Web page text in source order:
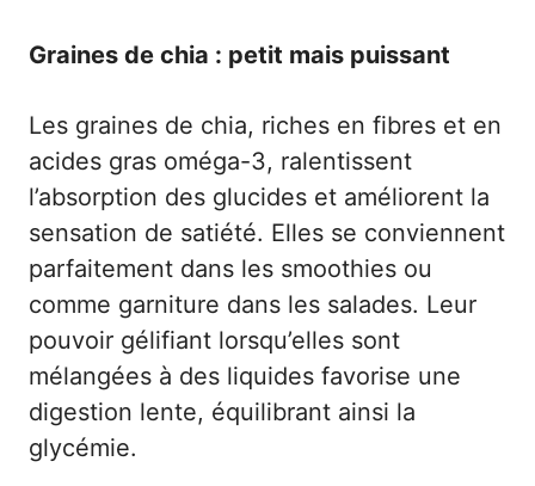
Graines de chia : petit mais puissant
Les graines de chia, riches en fibres et en
acides gras oméga-3, ralentissent
l’absorption des glucides et améliorent la
sensation de satiété. Elles se conviennent
parfaitement dans les smoothies ou
comme garniture dans les salades. Leur
pouvoir gélifiant lorsqu’elles sont
mélangées à des liquides favorise une
digestion lente, équilibrant ainsi la
glycémie.